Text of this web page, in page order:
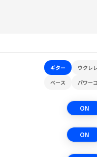
ギター ウクレレ
ベース
パワー
ON
ON